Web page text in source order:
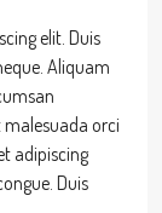
elit. Duis
Aliquam
malesuada orci
adipiscing
Duis